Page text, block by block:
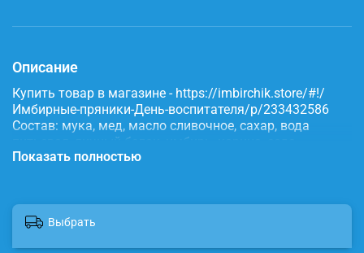
Описание
Купить товар в магазине - https://imbirchik.store/#!/
Имбирные-пряники-День-воспитателя/p/233432586
Состав: мука, мед, масло сливочное, сахар, вода
питьевая, яичный белок, имбирь, корица, сода,
пищевые красители.
Показать полностью
Выбрать